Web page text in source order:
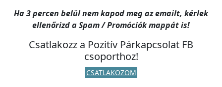
Ha 3 percen belül nem kapod meg az emailt, kérlek
ellenőrizd a Spam / Promóciók mappát is!
Csatlakozz a Pozitív Párkapcsolat FB
csoporthoz!
CSATLAKOZOM